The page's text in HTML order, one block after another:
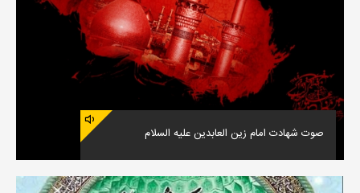
صوت شهادت امام زین العابدین علیه السلام